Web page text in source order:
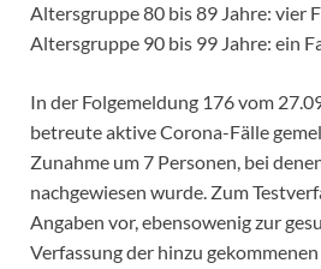
Altersgruppe 80 bis 89 Jahre: vier
Altersgruppe 90 bis 99 Jahre: ein
In der Folgemeldung 176 vom
betreute aktive Corona-Fälle
Zunahme um 7 Personen, bei
nachgewiesen wurde. Zum
Angaben vor, ebensowenig zur
Verfassung der hinzu